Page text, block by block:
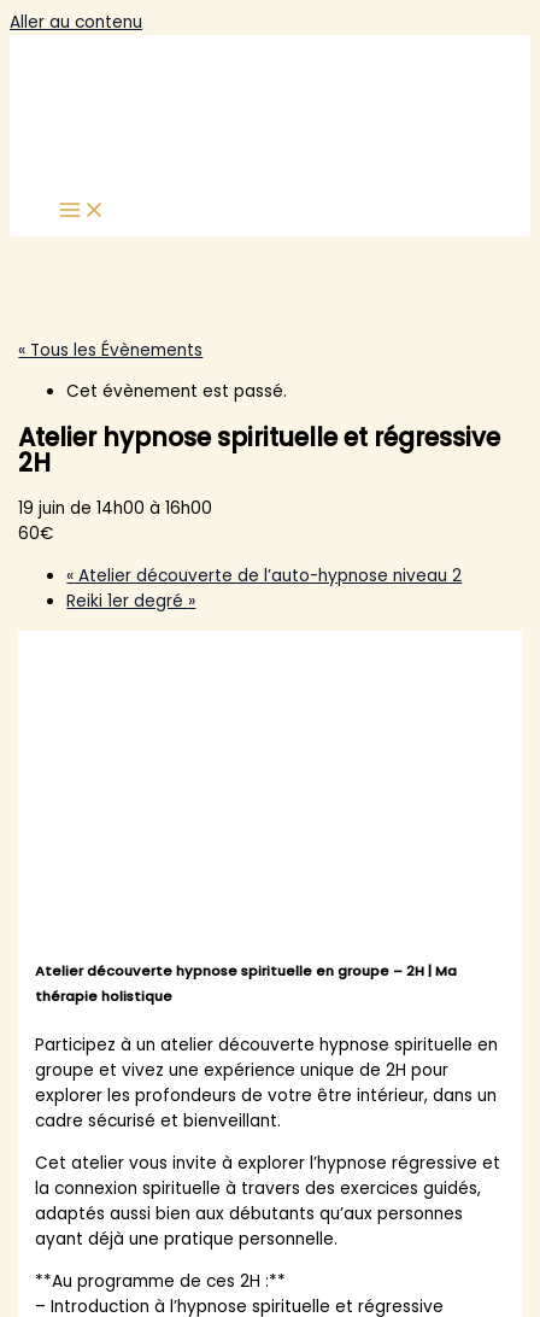
Aller au contenu
« Tous les Évènements
Cet évènement est passé.
Atelier hypnose spirituelle et régressive
2H
19 juin de 14h00 à16h00
60€
« Atelier découverte de l’auto-hypnose niveau 2
Reiki 1er degré »
Atelier découverte hypnose spirituelle en groupe – 2H | Ma
thérapie holistique
Participez à un atelier découverte hypnose spirituelle en
groupe et vivez une expérience unique de 2H pour
explorer les profondeurs de votre être intérieur, dans un
cadre sécurisé et bienveillant.
Cet atelier vous invite à explorer l’hypnose régressive et
la connexion spirituelle à travers des exercices guidés,
adaptés aussi bien aux débutants qu’aux personnes
ayant déjà une pratique personnelle.
**Au programme de ces 2H :**
– Introduction à l’hypnose spirituelle et régressive